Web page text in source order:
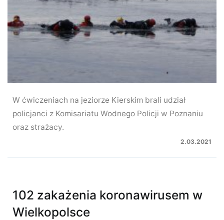
W ćwiczeniach na jeziorze Kierskim brali udział
policjanci z Komisariatu Wodnego Policji w Poznaniu
oraz strażacy.
2.03.2021
102 zakażenia koronawirusem w
Wielkopolsce